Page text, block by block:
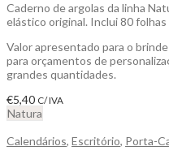
Caderno de argolas da linha
elástico original. Inclui 80
Valor apresentado para o
para orçamentos de
grandes quantidades.
€5,40 C/ IVA
Natura
Calendários, Escritório, Porta-